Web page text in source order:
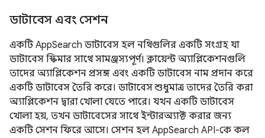
ডাটাবেস এবং সেশন
একটি AppSearch ডাটাবেস হল নথিগুলির একটি সংগ্রহ যা
ডাটাবেস স্কিমার সাথে সামঞ্জস্যপূর্ণ। ক্লায়েন্ট অ্যাপ্লিকেশনগুলি
তাদের অ্যাপ্লিকেশন প্রসঙ্গ এবং একটি ডাটাবেস নাম প্রদান করে
একটি ডাটাবেস তৈরি করে। ডাটাবেস শুধুমাত্র তাদের তৈরি করা
অ্যাপ্লিকেশন দ্বারা খোলা যেতে পারে। যখন একটি ডাটাবেস
খোলা হয়, তখন ডাটাবেসের সাথে ইন্টারঅ্যাক্ট করার জন্য
একটি সেশন ফিরে আসে। সেশন হল AppSearch API-কে কল